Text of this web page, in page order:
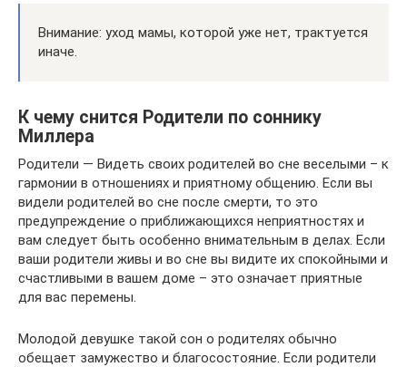
Внимание: уход мамы, которой уже нет, трактуется
иначе.
К чему снится Родители по соннику
Миллера
Родители — Видеть своих родителей во сне веселыми – к
гармонии в отношениях и приятному общению. Если вы
видели родителей во сне после смерти, то это
предупреждение о приближающихся неприятностях и
вам следует быть особенно внимательным в делах. Если
ваши родители живы и во сне вы видите их спокойными и
счастливыми в вашем доме – это означает приятные
для вас перемены.
Молодой девушке такой сон о родителях обычно
обещает замужество и благосостояние. Если родители